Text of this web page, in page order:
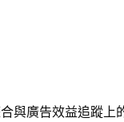
與廣告效益追蹤上